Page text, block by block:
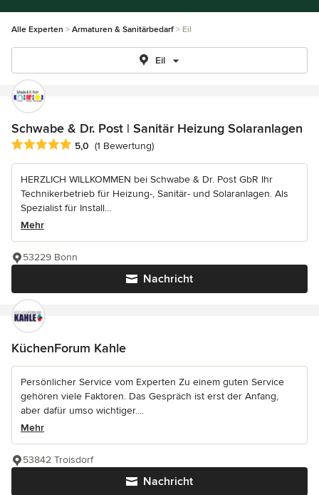
Alle Experten Armaturen & Sanitärbedarf Eil
Eil
Schwabe & Dr. Post | Sanitär Heizung Solaranlagen
Durchschnittliche Bewertung: 5 von 5 Sternen
5,0 (1 Bewertung)
HERZLICH WILLKOMMEN bei Schwabe & Dr. Post GbR Ihr
Technikerbetrieb für Heizung-, Sanitär- und Solaranlagen. Als
Spezialist für Install...
Mehr
Nachricht
53229 Bonn
KüchenForum Kahle
Persönlicher Service vom Experten Zu einem guten Service
gehören viele Faktoren. Das Gespräch ist erst der Anfang,
aber dafür umso wichtiger....
Mehr
Nachricht
53842 Troisdorf